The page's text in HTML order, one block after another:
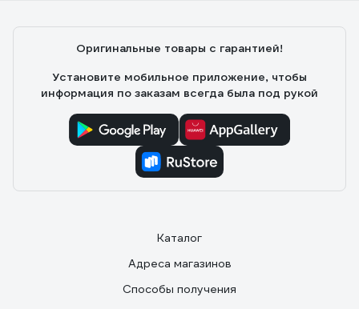
Оригинальные товары с гарантией!
Установите мобильное приложение, чтобы
информация по заказам всегда была под рукой
Каталог
Адреса магазинов
Способы получения